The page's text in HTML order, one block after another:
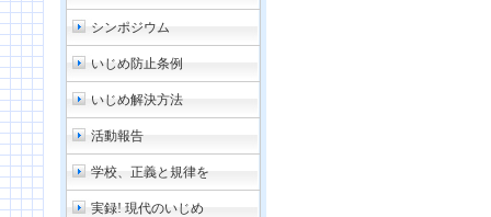
シンポジウム
いじめ防止条例
いじめ解決方法
活動報告
学校、正義と規律を
実録! 現代のいじめ